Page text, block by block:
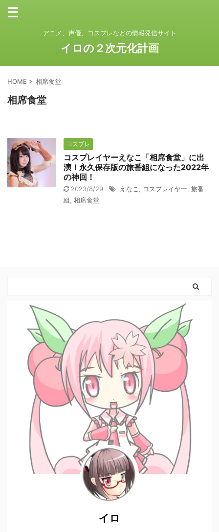
アニメ、声優、コスプレなどの情報発信サイト
イロの２次元化計画
HOME > 相席食堂
相席食堂
コスプレ
コスプレイヤーえなこ「相席食堂」に出
演！永久保存版の旅番組になった2022年
の神回！
2023/8/29 えなこ コスプレイヤー 旅番
組
相席食堂
イロ